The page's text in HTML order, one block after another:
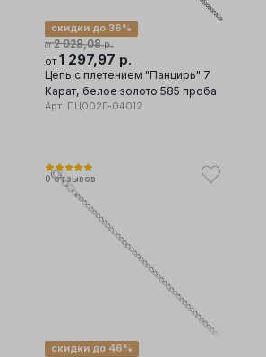
от2 028,08р.
скидки до 36%
от 1 297,97 р.
Цепь с плетением "Панцирь" 7
Карат, белое золото 585 проба
Арт. ПЦ002Г-04012
0 отзывов
скидки до 46%